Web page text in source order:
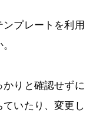
プレートを利用
りと確認せずに
いたり、変更し